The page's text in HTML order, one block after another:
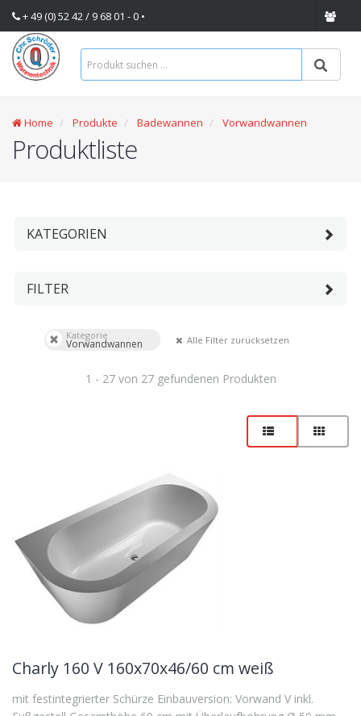
+ 49 (0) 52 42 / 9 68 01 - 0 •
Home Produkte Badewannen Vorwandwannen
Produktliste
KATEGORIEN
FILTER
Kategorie
Vorwandwannen Alle Filter zurücksetzen
1 - 27 von 27 gefundenen Produkten
Charly 160 V 160x70x46/60 cm weiß
mit festintegrierter Schürze Einbauversion: Vorwand V inkl.